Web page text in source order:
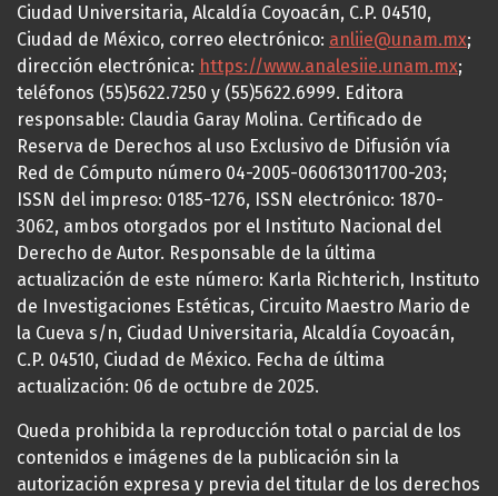
Ciudad Universitaria, Alcaldía Coyoacán, C.P. 04510,
Ciudad de México, correo electrónico: anliie@unam.mx;
dirección electrónica: https://www.analesiie.unam.mx;
teléfonos (55)5622.7250 y (55)5622.6999. Editora
responsable: Claudia Garay Molina. Certificado de
Reserva de Derechos al uso Exclusivo de Difusión vía
Red de Cómputo número 04-2005-060613011700-203;
ISSN del impreso: 0185-1276, ISSN electrónico: 1870-
3062, ambos otorgados por el Instituto Nacional del
Derecho de Autor. Responsable de la última
actualización de este número: Karla Richterich, Instituto
de Investigaciones Estéticas, Circuito Maestro Mario de
la Cueva s/n, Ciudad Universitaria, Alcaldía Coyoacán,
C.P. 04510, Ciudad de México. Fecha de última
actualización: 06 de octubre de 2025.
Queda prohibida la reproducción total o parcial de los
contenidos e imágenes de la publicación sin la
autorización expresa y previa del titular de los derechos